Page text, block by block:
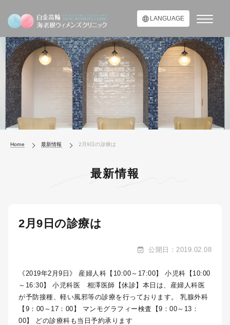
LANGUAGE
Home 最新情報 2月9日の診療は
最新情報
2月9日の診療は
公開日：2019.02.08
《2019年2月9日》 産婦人科【10:00～17:00】 小児科【10:00
～16:30】 小児科医 相澤医師【休診】本日は、産婦人科医
が予防接種、軽い風邪等の診療を行っております。 乳腺外科
【9：00～17：00】 マンモグラフィー検査【9：00～13：
00】 どの診療科も当日予約承ります